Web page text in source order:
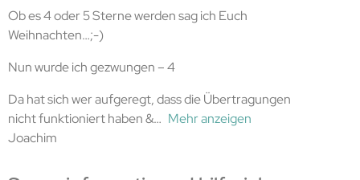
Ob es 4 oder 5 Sterne werden sag ich Euch
Weihnachten…;-)
Nun wurde ich gezwungen – 4
Da hat sich wer aufgeregt, dass die Übertragungen
nicht funktioniert haben &
Mehr anzeigen
Joachim